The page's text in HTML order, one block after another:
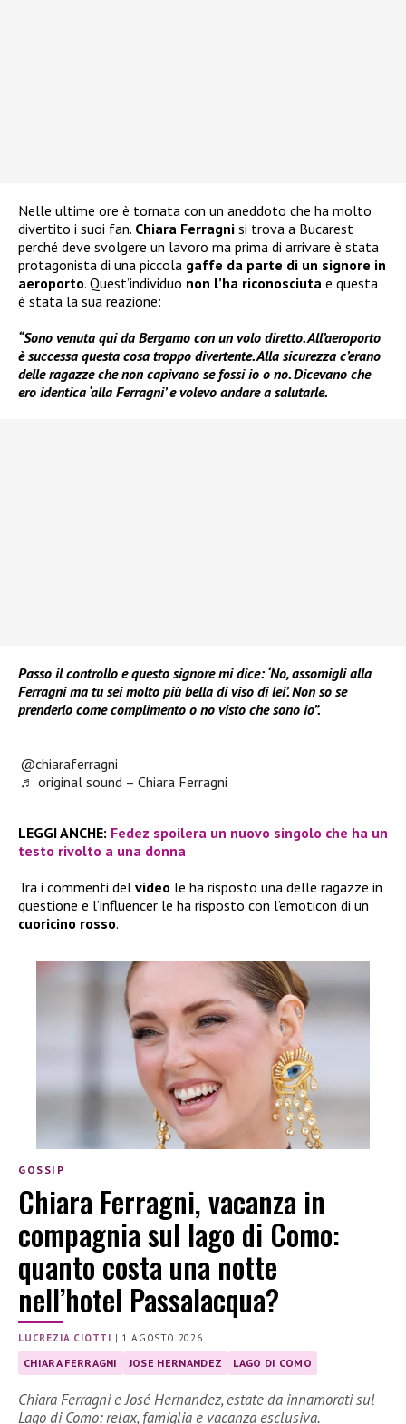
Nelle ultime ore è tornata con un aneddoto che ha molto
divertito i suoi fan. Chiara Ferragni si trova a Bucarest
perché deve svolgere un lavoro ma prima di arrivare è stata
protagonista di una piccola gaffe da parte di un signore in
aeroporto. Quest’individuo non l’ha riconosciuta e questa
è stata la sua reazione:
“Sono venuta qui da Bergamo con un volo diretto. All’aeroporto
è successa questa cosa troppo divertente. Alla sicurezza c’erano
delle ragazze che non capivano se fossi io o no. Dicevano che
ero identica ‘alla Ferragni’ e volevo andare a salutarle.
Passo il controllo e questo signore mi dice: ‘No, assomigli alla
Ferragni ma tu sei molto più bella di viso di lei’. Non so se
prenderlo come complimento o no visto che sono io”.
@chiaraferragni
♬ original sound – Chiara Ferragni
LEGGI ANCHE: Fedez spoilera un nuovo singolo che ha un
testo rivolto a una donna
Tra i commenti del video le ha risposto una delle ragazze in
questione e l’influencer le ha risposto con l’emoticon di un
cuoricino rosso.
GOSSIP
Chiara Ferragni, vacanza in
compagnia sul lago di Como:
quanto costa una notte
nell’hotel Passalacqua?
LUCREZIA CIOTTI | 1 AGOSTO 2026
CHIARA FERRAGNI JOSE HERNANDEZ LAGO DI COMO
Chiara Ferragni e José Hernandez, estate da innamorati sul
Lago di Como: relax, famiglia e vacanza esclusiva.